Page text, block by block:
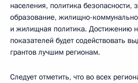
населения, политика безопасности,
образование, жилищно-
и жилищная политика. Достижению
показателей будет содействовать
грантов лучшим регионам.
Следует отметить, что во всех